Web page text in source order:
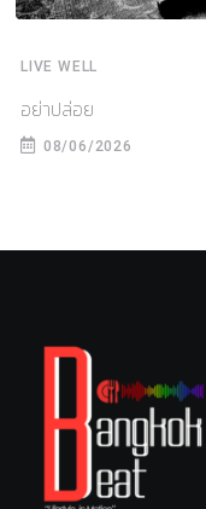
LIVE WELL
อย่าปล่อย
08/06/2026